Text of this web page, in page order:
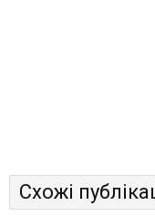
Схожі